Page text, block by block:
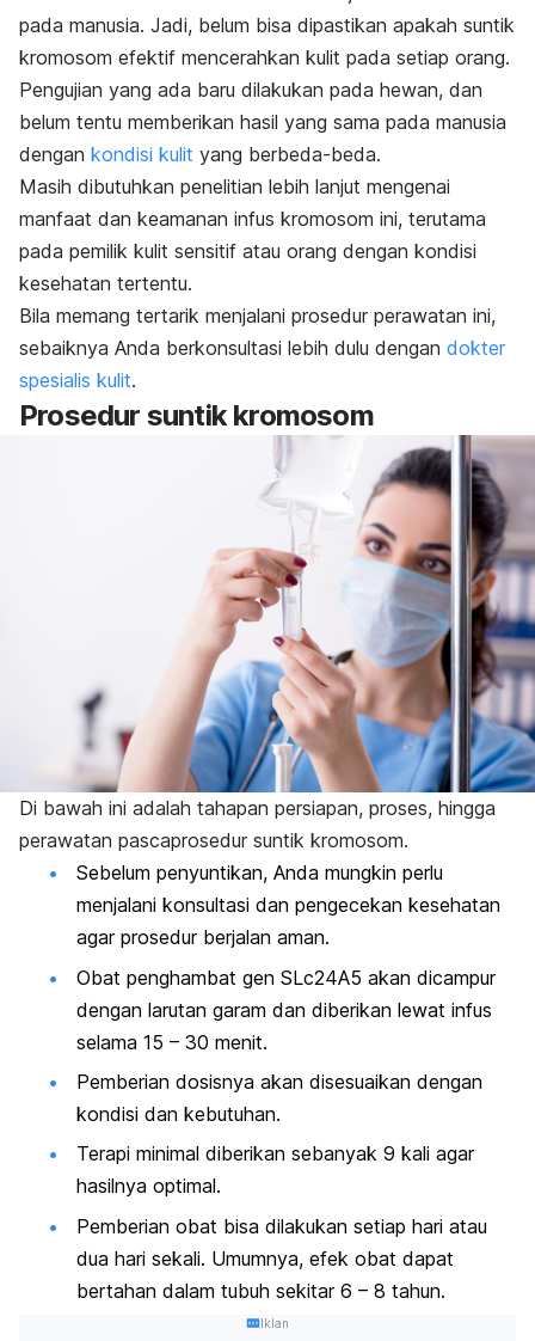
pada manusia. Jadi, belum bisa dipastikan apakah suntik
kromosom efektif mencerahkan kulit pada setiap orang.
Pengujian yang ada baru dilakukan pada hewan, dan
belum tentu memberikan hasil yang sama pada manusia
dengan kondisi kulit yang berbeda-beda.
Masih dibutuhkan penelitian lebih lanjut mengenai
manfaat dan keamanan infus kromosom ini, terutama
pada pemilik kulit sensitif atau orang dengan kondisi
kesehatan tertentu.
Bila memang tertarik menjalani prosedur perawatan ini,
sebaiknya Anda berkonsultasi lebih dulu dengan dokter
spesialis kulit.
Prosedur suntik kromosom
Di bawah ini adalah tahapan persiapan, proses, hingga
perawatan pascaprosedur suntik kromosom.
Sebelum penyuntikan, Anda mungkin perlu
menjalani konsultasi dan pengecekan kesehatan
agar prosedur berjalan aman.
Obat penghambat gen SLc24A5 akan dicampur
dengan larutan garam dan diberikan lewat infus
selama 15 – 30 menit.
Pemberian dosisnya akan disesuaikan dengan
kondisi dan kebutuhan.
Terapi minimal diberikan sebanyak 9 kali agar
hasilnya optimal.
Pemberian obat bisa dilakukan setiap hari atau
dua hari sekali. Umumnya, efek obat dapat
bertahan dalam tubuh sekitar 6 – 8 tahun.
Iklan